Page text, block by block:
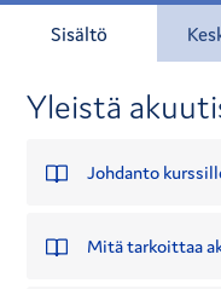
Kurssi on toteutettu
Sisältö
Yleistä
Johdanto
Mitä tarkoittaa